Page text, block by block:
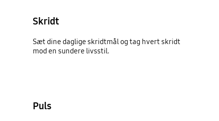
Skridt
Sæt dine daglige skridtmål og tag hvert skridt
mod en sundere livsstil.
Puls